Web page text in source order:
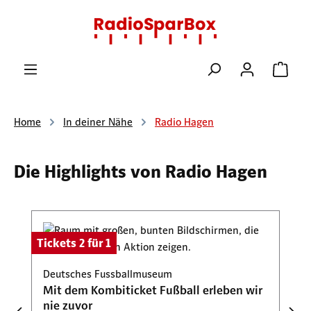
Zum Hauptinhalt springen
Home In deiner Nähe Radio Hagen
Die Highlights von Radio Hagen
Tickets 2 für 1
Deutsches Fussballmuseum
Mit dem Kombiticket Fußball erleben wir
nie zuvor